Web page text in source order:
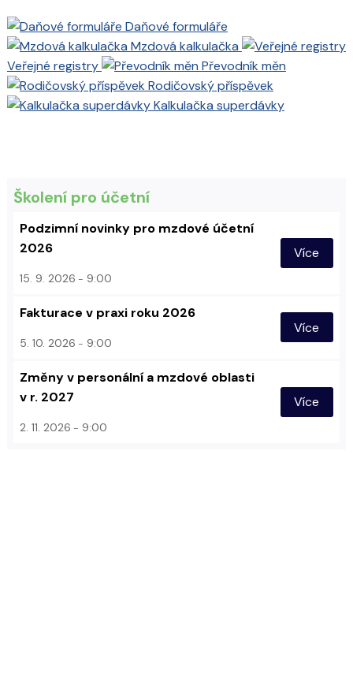
Daňové formuláře
Mzdová kalkulačka
Veřejné registry
Převodník měn
Rodičovský příspěvek
Kalkulačka superdávky
Školení pro účetní
Podzimní novinky pro mzdové účetní
2026
15. 9. 2026 9:00
Více
Fakturace v praxi roku 2026
5. 10. 2026 9:00
Více
Změny v personální a mzdové oblasti
v r. 2027
2. 11. 2026 9:00
Více